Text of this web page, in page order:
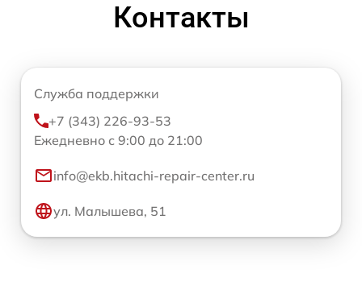
Контакты
Служба поддержки
+7 (343) 226-93-53
Ежедневно с 9:00 до 21:00
info@ekb.hitachi-repair-center.ru
ул. Малышева, 51